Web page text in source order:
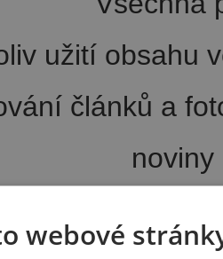
užití obsahu
článků a
webové